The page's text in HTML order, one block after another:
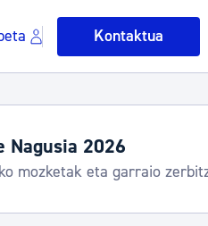
Kontaktua
Nagusia 2026
mozketak eta garraio